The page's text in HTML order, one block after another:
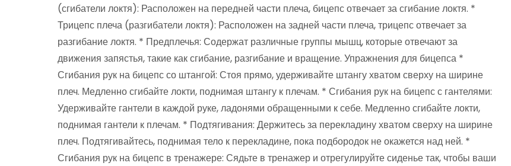
(сгибатели локтя): Расположен на передней части плеча, бицепс отвечает за сгибание локтя. *
Трицепс плеча (разгибатели локтя): Расположен на задней части плеча, трицепс отвечает за
разгибание локтя. * Предплечья: Содержат различные группы мышц, которые отвечают за
движения запястья, такие как сгибание, разгибание и вращение. Упражнения для бицепса *
Сгибания рук на бицепс со штангой: Стоя прямо, удерживайте штангу хватом сверху на ширине
плеч. Медленно сгибайте локти, поднимая штангу к плечам. * Сгибания рук на бицепс с гантелями:
Удерживайте гантели в каждой руке, ладонями обращенными к себе. Медленно сгибайте локти,
поднимая гантели к плечам. * Подтягивания: Держитесь за перекладину хватом сверху на ширине
плеч. Подтягивайтесь, поднимая тело к перекладине, пока подбородок не окажется над ней. *
Сгибания рук на бицепс в тренажере: Сядьте в тренажер и отрегулируйте сиденье так, чтобы ваши